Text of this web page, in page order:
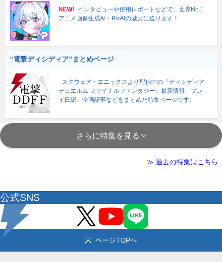
NEW!
インタビューや使用レポートなどで、世界No.1
アニメ画像生成AI・PixAIの魅力に迫ります！
“電撃ディシディア”まとめページ
スクウェア・エニックスより配信中の『ディシディア
デュエルム ファイナルファンタジー』最新情報、プレ
イ日記、企画記事などをまとめた特集ページです。
さらに特集を見る
≫ 過去の特集はこちら
公式SNS
ページTOPへ